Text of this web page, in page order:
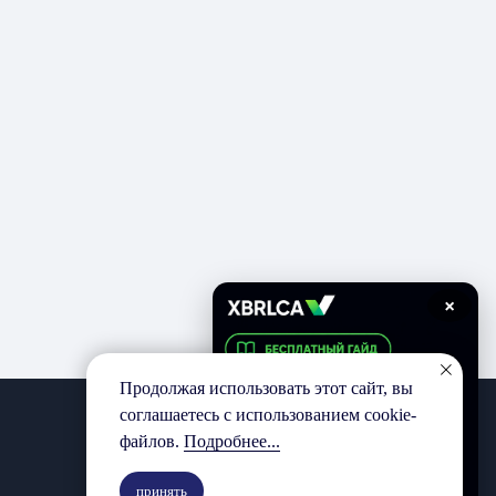
Продолжая использовать этот сайт, вы
соглашаетесь с использованием cookie-
файлов. Подробнее...
принять
×